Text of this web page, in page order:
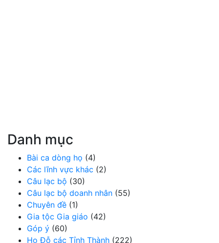
Danh mục
Bài ca dòng họ (4)
Các lĩnh vực khác (2)
Câu lạc bộ (30)
Câu lạc bộ doanh nhân (55)
Chuyên đề (1)
Gia tộc Gia giáo (42)
Góp ý (60)
Họ Đỗ các Tỉnh Thành (222)